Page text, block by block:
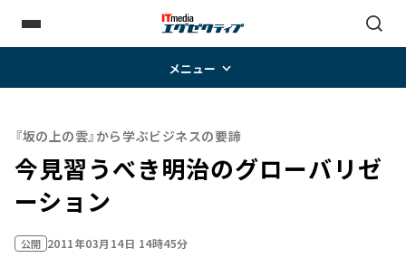
メニュー
『坂の上の雲』から学ぶビジネスの要諦
今見習うべき明治のグローバリゼ
ーション
公開 2011年03月14日 14時45分